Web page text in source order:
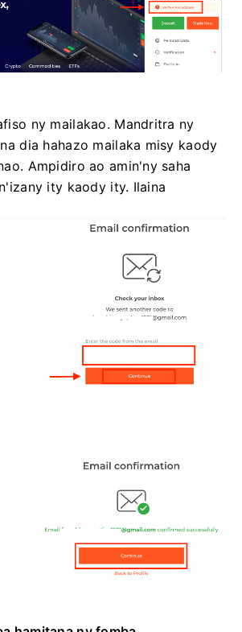
ny mailakao. Mandritra ny
dia hahazo mailaka misy kaody
Ampidiro ao amin'ny saha
ity kaody ity. Ilaina